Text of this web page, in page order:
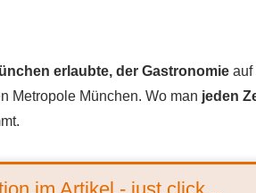
erlaubte, der Gastronomie auf
Metropole München. Wo man jeden